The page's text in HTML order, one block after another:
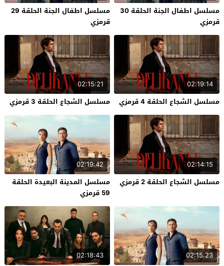
مسلسل اطفال الجنة الحلقة 30
قرمزي
مسلسل اطفال الجنة الحلقة 29
قرمزي
02:19:14
مسلسل الشجاع الحلقة 4 قرمزي
02:15:21
مسلسل الشجاع الحلقة 3 قرمزي
02:14:15
مسلسل الشجاع الحلقة 2 قرمزي
02:19:42
مسلسل المدينة البعيدة الحلقة
59 قرمزي
02:15:23
02:18:43